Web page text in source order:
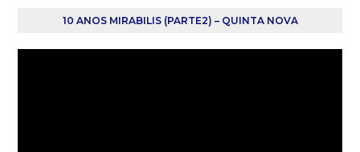
10 ANOS MIRABILIS (PARTE2) – QUINTA NOVA